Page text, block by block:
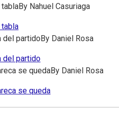
tablaBy Nahuel Casuriaga
tabla
del partido By Daniel Rosa
del partido
se quedaBy Daniel Rosa
se queda